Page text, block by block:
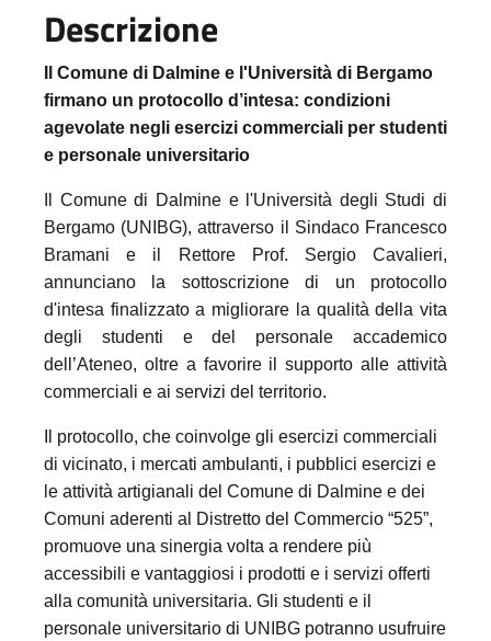
Descrizione
Il Comune di Dalmine e l'Università di Bergamo
firmano un protocollo d’intesa: condizioni
agevolate negli esercizi commerciali per studenti
e personale universitario
Il Comune di Dalmine e l'Università degli Studi di
Bergamo (UNIBG), attraverso il Sindaco Francesco
Bramani e il Rettore Prof. Sergio Cavalieri,
annunciano la sottoscrizione di un protocollo
d'intesa finalizzato a migliorare la qualità della vita
degli studenti e del personale accademico
dell’Ateneo, oltre a favorire il supporto alle attività
commerciali e ai servizi del territorio.
Il protocollo, che coinvolge gli esercizi commerciali
di vicinato, i mercati ambulanti, i pubblici esercizi e
le attività artigianali del Comune di Dalmine e dei
Comuni aderenti al Distretto del Commercio “525”,
promuove una sinergia volta a rendere più
accessibili e vantaggiosi i prodotti e i servizi offerti
alla comunità universitaria. Gli studenti e il
personale universitario di UNIBG potranno usufruire